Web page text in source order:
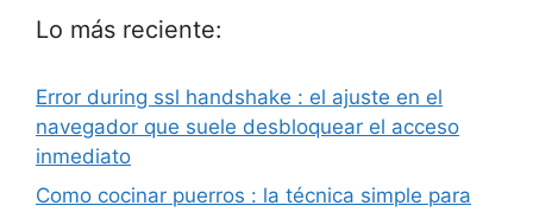
Lo más reciente:
Error during ssl handshake : el ajuste en el
navegador que suele desbloquear el acceso
inmediato
Como cocinar puerros : la técnica simple para